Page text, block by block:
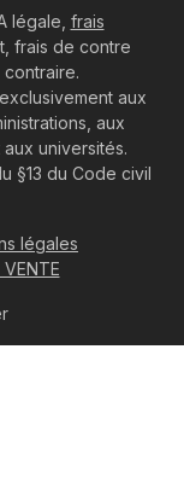
légale, frais
frais de contre
aux
aux
universités.
§13 du Code civil
légales
VENTE